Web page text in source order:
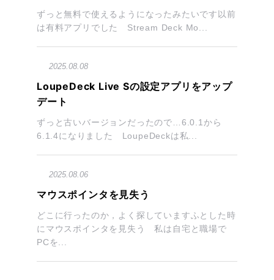
ずっと無料で使えるようになったみたいです以前
は有料アプリでした Stream Deck Mo...
2025.08.08
LoupeDeck Live Sの設定アプリをアップ
デート
ずっと古いバージョンだったので…6.0.1から
6.1.4になりました LoupeDeckは私...
2025.08.06
マウスポインタを見失う
どこに行ったのか，よく探していますふとした時
にマウスポインタを見失う 私は自宅と職場で
PCを...